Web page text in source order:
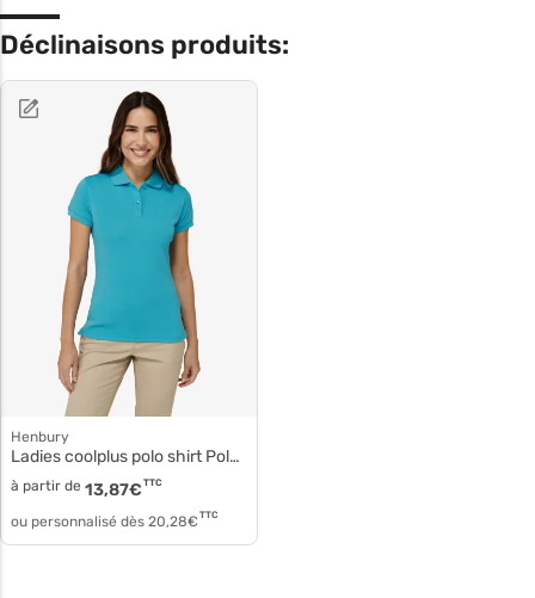
Déclinaisons produits:
Henbury
Ladies coolplus polo shirt Polo polyester micro piqué h476
à partir de 13,87€ TTC
ou personnalisé dès 20,28€ TTC